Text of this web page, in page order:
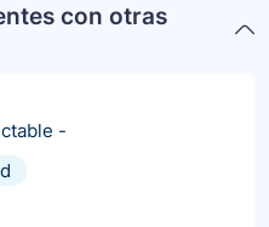
con otras
-